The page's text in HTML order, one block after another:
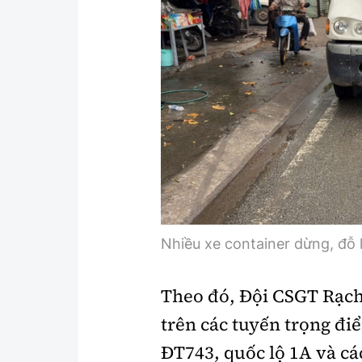
Lao động - Công đoàn
Showbiz
Điện ảnh
Âm nhạc
Thời sự Quốc tế
Hồ sơ tài liệu
Thế giới giao thông
Đi ++
Du lịch
Khám phá
Lối sống
Nhiều xe container dừng,
Theo đó, Đội CSGT
trên các tuyến trọng
ĐT743, quốc lộ 1A và